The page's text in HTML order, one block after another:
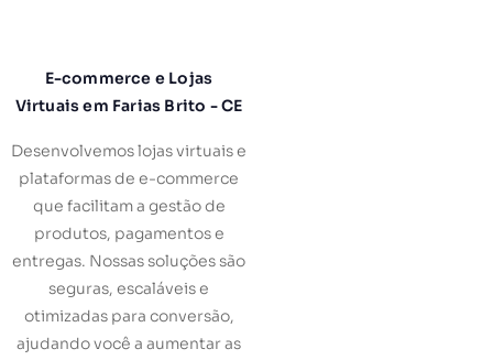
E-commerce e Lojas
Virtuais em Farias Brito - CE
Desenvolvemos lojas virtuais e
plataformas de e-commerce
que facilitam a gestão de
produtos, pagamentos e
entregas. Nossas soluções são
seguras, escaláveis e
otimizadas para conversão,
ajudando você a aumentar as